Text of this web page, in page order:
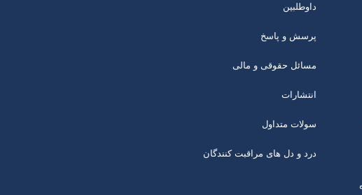
داوطلبین
پرسش و پاسخ
مسائل حقوقی و مالی
انتشارات
سولات متداول
درد و دل های مراقبت کنندگان